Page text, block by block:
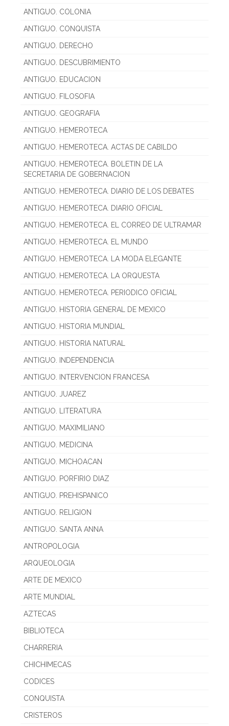
ANTIGUO. COLONIA
ANTIGUO. CONQUISTA
ANTIGUO. DERECHO
ANTIGUO. DESCUBRIMIENTO
ANTIGUO. EDUCACION
ANTIGUO. FILOSOFIA
ANTIGUO. GEOGRAFIA
ANTIGUO. HEMEROTECA
ANTIGUO. HEMEROTECA. ACTAS DE CABILDO
ANTIGUO. HEMEROTECA. BOLETIN DE LA
SECRETARIA DE GOBERNACION
ANTIGUO. HEMEROTECA. DIARIO DE LOS DEBATES
ANTIGUO. HEMEROTECA. DIARIO OFICIAL
ANTIGUO. HEMEROTECA. EL CORREO DE ULTRAMAR
ANTIGUO. HEMEROTECA. EL MUNDO
ANTIGUO. HEMEROTECA. LA MODA ELEGANTE
ANTIGUO. HEMEROTECA. LA ORQUESTA
ANTIGUO. HEMEROTECA. PERIODICO OFICIAL
ANTIGUO. HISTORIA GENERAL DE MEXICO
ANTIGUO. HISTORIA MUNDIAL
ANTIGUO. HISTORIA NATURAL
ANTIGUO. INDEPENDENCIA
ANTIGUO. INTERVENCION FRANCESA
ANTIGUO. JUAREZ
ANTIGUO. LITERATURA
ANTIGUO. MAXIMILIANO
ANTIGUO. MEDICINA
ANTIGUO. MICHOACAN
ANTIGUO. PORFIRIO DIAZ
ANTIGUO. PREHISPANICO
ANTIGUO. RELIGION
ANTIGUO. SANTA ANNA
ANTROPOLOGIA
ARQUEOLOGIA
ARTE DE MEXICO
ARTE MUNDIAL
AZTECAS
BIBLIOTECA
CHARRERIA
CHICHIMECAS
CODICES
CONQUISTA
CRISTEROS